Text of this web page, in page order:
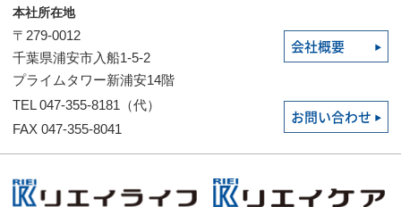
本社所在地
〒279-0012
千葉県浦安市入船1-5-2
プライムタワー新浦安14階
会社概要
TEL 047-355-8181（代）
FAX 047-355-8041
お問い合わせ